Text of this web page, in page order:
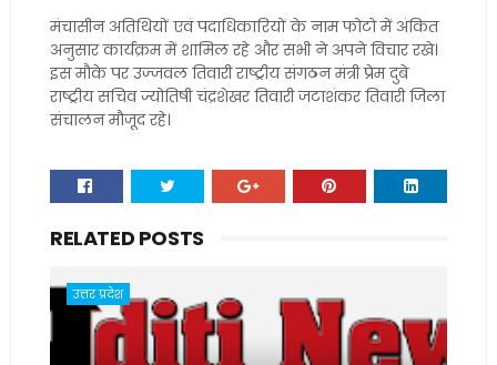
मंचासीन अतिथियों एवं पदाधिकारियों के नाम फोटो में अंकित
अनुसार कार्यक्रम में शामिल रहे और सभी ने अपने विचार रखे।
इस मौके पर उज्जवल तिवारी राष्ट्रीय संगठन मंत्री प्रेम दुबे
राष्ट्रीय सचिव ज्योतिषी चंद्रशेखर तिवारी जटाशंकर तिवारी जिला
संचालन मौजूद रहे।
RELATED POSTS
उत्तर प्रदेश